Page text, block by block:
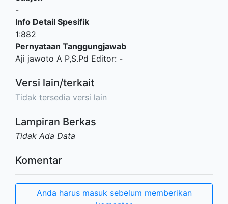
-
Info Detail Spesifik
1:882
Pernyataan Tanggungjawab
Aji jawoto A P,S.Pd Editor: -
Versi lain/terkait
Tidak tersedia versi lain
Lampiran Berkas
Tidak Ada Data
Komentar
Anda harus masuk sebelum memberikan